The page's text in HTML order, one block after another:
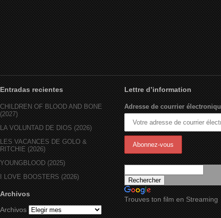
Entradas recientes
CHILDREN OF BLOOD AND BONE
(2027)
LA VOLUNTAD DE DIOS (2026)
LES VACANCES DE GOLO &
RITCHIE (2026)
YOUNGBLOOD (2025)
I LOVE BOOSTERS (2026)
Archivos
Archivos
Lettre d’information
Adresse de courrier
Trouves ton film en Streaming